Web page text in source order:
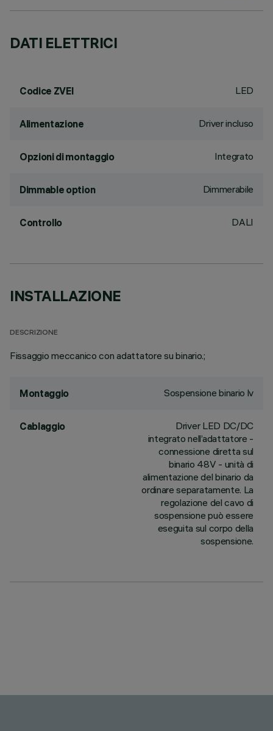
DATI ELETTRICI
Codice ZVEI LED
Alimentazione Driver incluso
Opzioni di montaggio Integrato
Dimmable option Dimmerabile
Controllo DALI
INSTALLAZIONE
DESCRIZIONE
Fissaggio meccanico con adattatore su binario.;
Montaggio Sospensione binario lv
Cablaggio
Driver LED DC/DC
integrato nell’adattatore -
connessione diretta sul
binario 48V - unità di
alimentazione del binario da
ordinare separatamente. La
regolazione del cavo di
sospensione può essere
eseguita sul corpo della
sospensione.